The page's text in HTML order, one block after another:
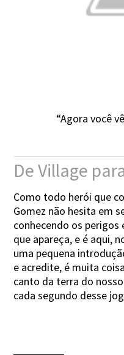
“Agora você
De Village
Como todo herói que
Gomez não hesita em
conhecendo os
que apareça, e é aqui,
uma pequena
e acredite, é muita
canto da terra do
cada segundo desse